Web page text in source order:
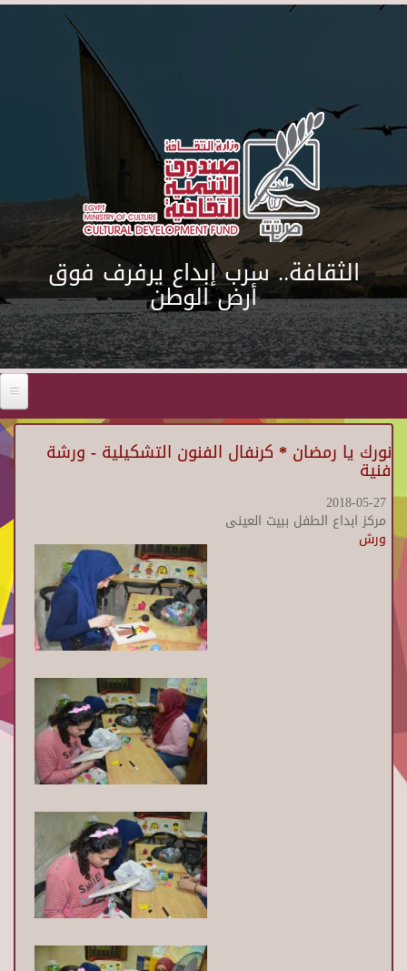
Skip to main content
الثقافة.. سرب إبداع يرفرف فوق
أرض الوطن
نورك يا رمضان * كرنفال الفنون التشكيلية - ورشة
فنية
2018-05-27
مركز ابداع الطفل ببيت العينى
ورش